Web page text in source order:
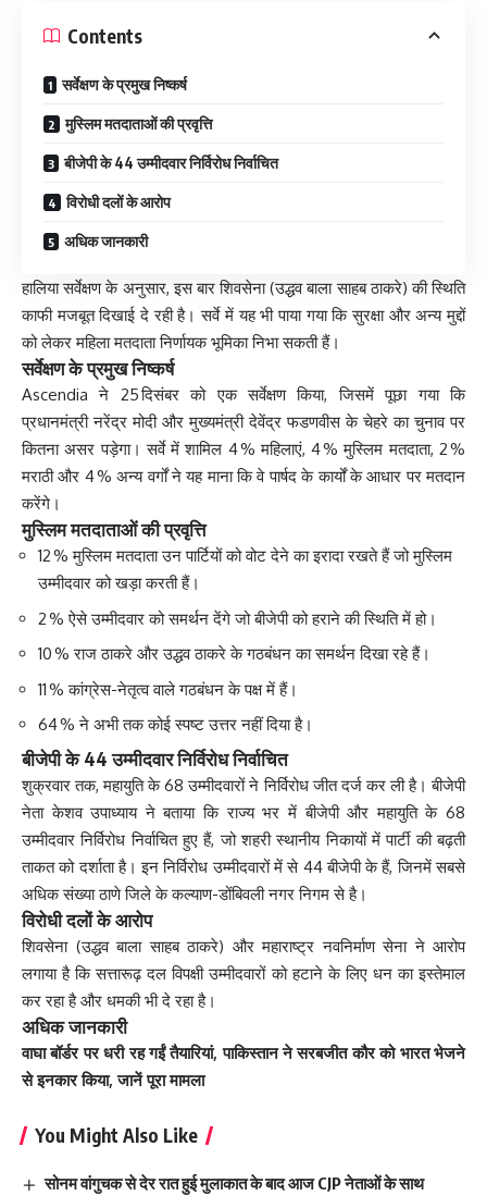
Contents
सर्वेक्षण के प्रमुख निष्कर्ष
मुस्लिम मतदाताओं की प्रवृत्ति
बीजेपी के 44 उम्मीदवार निर्विरोध निर्वाचित
विरोधी दलों के आरोप
अधिक जानकारी
हालिया सर्वेक्षण के अनुसार, इस बार शिवसेना (उद्धव बाला साहब ठाकरे) की स्थिति
काफी मजबूत दिखाई दे रही है। सर्वे में यह भी पाया गया कि सुरक्षा और अन्य मुद्दों
को लेकर महिला मतदाता निर्णायक भूमिका निभा सकती हैं।
सर्वेक्षण के प्रमुख निष्कर्ष
Ascendia ने 25 दिसंबर को एक सर्वेक्षण किया, जिसमें पूछा गया कि
प्रधानमंत्री नरेंद्र मोदी और मुख्यमंत्री देवेंद्र फडणवीस के चेहरे का चुनाव पर
कितना असर पड़ेगा। सर्वे में शामिल 4 % महिलाएं, 4 % मुस्लिम मतदाता, 2 %
मराठी और 4 % अन्य वर्गों ने यह माना कि वे पार्षद के कार्यों के आधार पर मतदान
करेंगे।
मुस्लिम मतदाताओं की प्रवृत्ति
12 % मुस्लिम मतदाता उन पार्टियों को वोट देने का इरादा रखते हैं जो मुस्लिम
उम्मीदवार को खड़ा करती हैं।
2 % ऐसे उम्मीदवार को समर्थन देंगे जो बीजेपी को हराने की स्थिति में हो।
10 % राज ठाकरे और उद्धव ठाकरे के गठबंधन का समर्थन दिखा रहे हैं।
11 % कांग्रेस-नेतृत्व वाले गठबंधन के पक्ष में हैं।
64 % ने अभी तक कोई स्पष्ट उत्तर नहीं दिया है।
बीजेपी के 44 उम्मीदवार निर्विरोध निर्वाचित
शुक्रवार तक, महायुति के 68 उम्मीदवारों ने निर्विरोध जीत दर्ज कर ली है। बीजेपी
नेता केशव उपाध्याय ने बताया कि राज्य भर में बीजेपी और महायुति के 68
उम्मीदवार निर्विरोध निर्वाचित हुए हैं, जो शहरी स्थानीय निकायों में पार्टी की बढ़ती
ताकत को दर्शाता है। इन निर्विरोध उम्मीदवारों में से 44 बीजेपी के हैं, जिनमें सबसे
अधिक संख्या ठाणे जिले के कल्याण-डोंबिवली नगर निगम से है।
विरोधी दलों के आरोप
शिवसेना (उद्धव बाला साहब ठाकरे) और महाराष्ट्र नवनिर्माण सेना ने आरोप
लगाया है कि सत्तारूढ़ दल विपक्षी उम्मीदवारों को हटाने के लिए धन का इस्तेमाल
कर रहा है और धमकी भी दे रहा है।
अधिक जानकारी
वाघा बॉर्डर पर धरी रह गईं तैयारियां, पाकिस्तान ने सरबजीत कौर को भारत भेजने
से इनकार किया, जानें पूरा मामला
You Might Also Like
सोनम वांगुचक से देर रात हुई मुलाकात के बाद आज CJP नेताओं के साथ